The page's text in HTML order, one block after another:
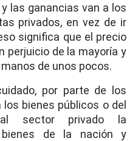
las ganancias van a los
privados, en vez de ir
significa que el precio
perjuicio de la mayoría y
de unos pocos.
por parte de los
bienes públicos o del
sector privado la
de la nación y